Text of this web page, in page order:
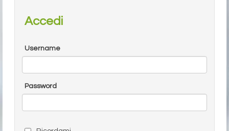
Accedi
Username
Password